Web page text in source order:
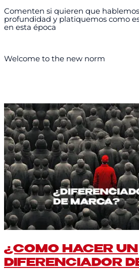
Comenten si quieren que
profundidad y platiquemos como
en esta época
Welcome to the new norm
¿COMO HACER UN
DIFERENCIADOR